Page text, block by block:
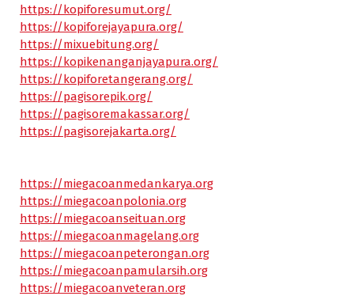
https://kopiforesumut.org/
https://kopiforejayapura.org/
https://mixuebitung.org/
https://kopikenanganjayapura.org/
https://kopiforetangerang.org/
https://pagisorepik.org/
https://pagisoremakassar.org/
https://pagisorejakarta.org/
https://miegacoanmedankarya.org
https://miegacoanpolonia.org
https://miegacoanseituan.org
https://miegacoanmagelang.org
https://miegacoanpeterongan.org
https://miegacoanpamularsih.org
https://miegacoanveteran.org